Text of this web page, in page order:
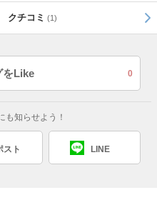
クチコミ (1)
をLike 0
も知らせよう！
スト LINE